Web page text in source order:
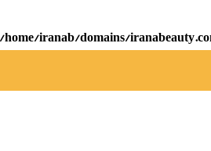
/home/iranab/domains/